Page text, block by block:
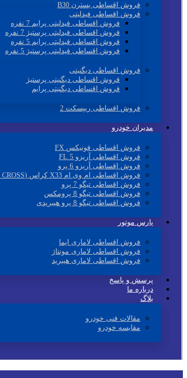
فروش اقساطی بسترن B30
فروش اقساطی فیدلیتی
فروش اقساطی فیدلیتی پرایم 7 نفره
فروش اقساطی فیدلیتی پرستیژ 7 نفره
فروش اقساطی فیدلیتی پرایم 5 نفره
فروش اقساطی فیدلیتی پرستیژ 5 نفره
فروش اقساطی دیگنیتی
فروش اقساطی دیگنیتی پرستیژ
فروش اقساطی دیگنیتی پرایم
فروش اقساطی ریپسکت 2
مدیران خودرو
فروش اقساطی فونیکس FX
فروش اقساطی آریزو 5 FL
فروش اقساطی آریزو 6 پرو
فروش اقساطی ام وی ام X33 کراس (X33 CROSS )
فروش اقساطی تیگو 7 پرو
فروش اقساطی تیگو 8 پرومکس
فروش اقساطی تیگو 8 پرو هیبریدی
پارس موتور
فروش اقساطی لاماری ایما
فروش اقساطی لاماری مونتاژ
فروش اقساطی لاماری هیبرید
پرسش و پاسخ
درباره ما
بلاگ
مقالات فنی خودرو
مقایسه خودرو